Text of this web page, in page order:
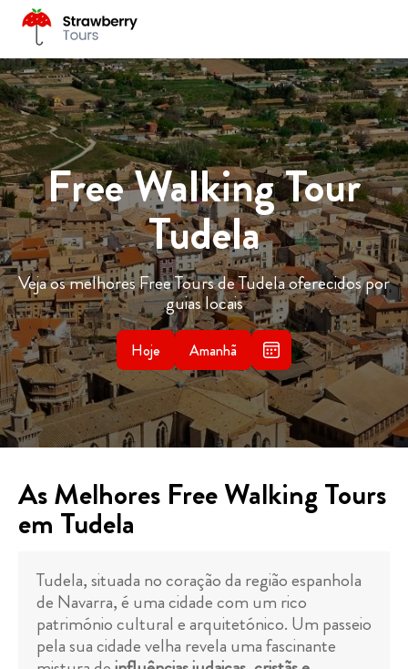
Free Walking Tour
Tudela
Veja os melhores Free Tours de Tudela oferecidos por
guias locais
Hoje Amanhã
As Melhores Free Walking Tours
em Tudela
Tudela, situada no coração da região espanhola
de Navarra, é uma cidade com um rico
património cultural e arquitetónico. Um passeio
pela sua cidade velha revela uma fascinante